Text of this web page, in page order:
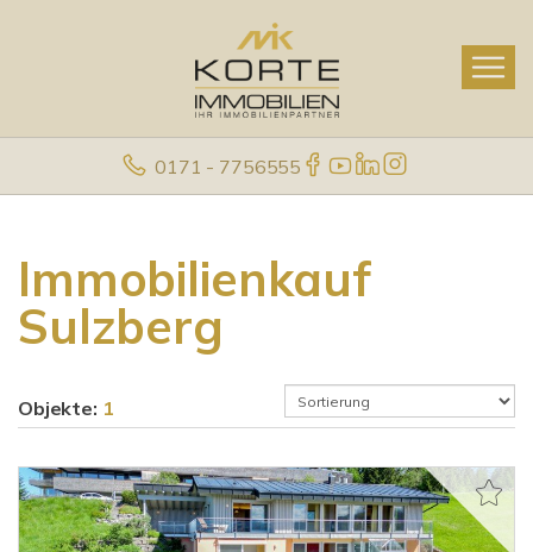
0171 - 7756555
Immobilienkauf
Sulzberg
Objekte: 1